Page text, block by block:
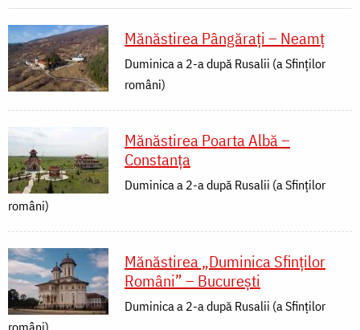
Mănăstirea Pângărați – Neamț
Duminica a 2-a după Rusalii (a Sfinților
români)
Mănăstirea Poarta Albă –
Constanța
Duminica a 2-a după Rusalii (a Sfinților
români)
Mănăstirea „Duminica Sfinților
Români” – București
Duminica a 2-a după Rusalii (a Sfinților